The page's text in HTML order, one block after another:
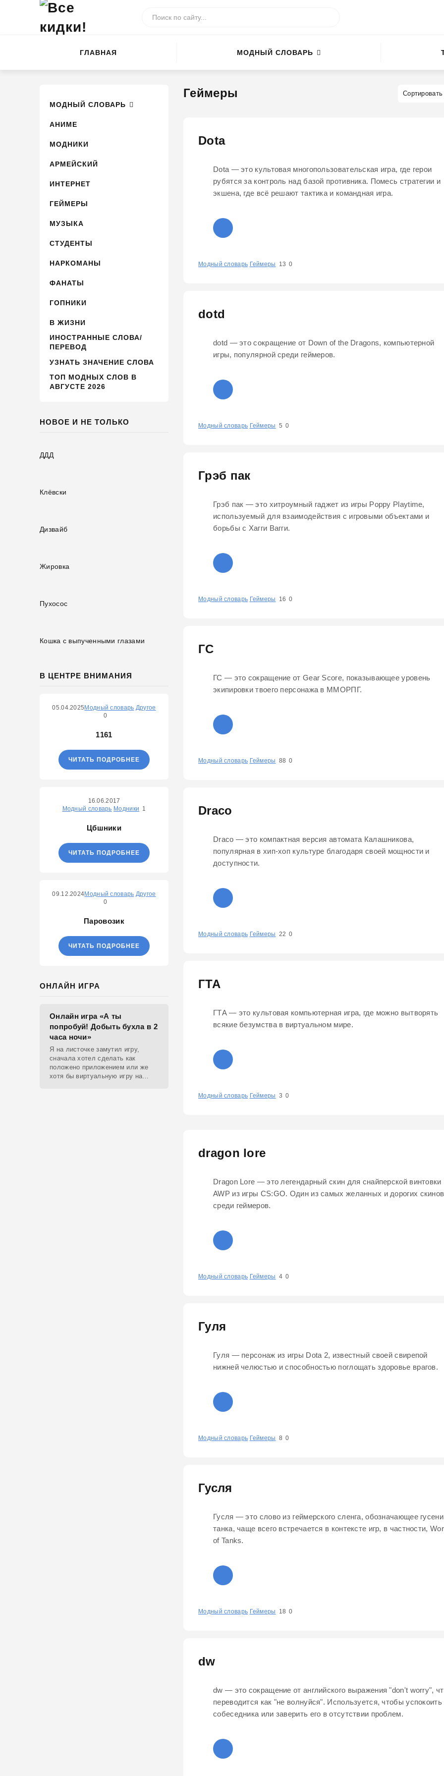
ГЛАВНАЯ МОДНЫЙ СЛОВАРЬ
МОДНЫЙ СЛОВАРЬ
АНИМЕ
МОДНИКИ
АРМЕЙСКИЙ
ИНТЕРНЕТ
ГЕЙМЕРЫ
МУЗЫКА
СТУДЕНТЫ
НАРКОМАНЫ
ФАНАТЫ
ГОПНИКИ
В ЖИЗНИ
ИНОСТРАННЫЕ СЛОВА/
ПЕРЕВОД
УЗНАТЬ ЗНАЧЕНИЕ СЛОВА
ТОП МОДНЫХ СЛОВ В
АВГУСТЕ 2026
НОВОЕ И НЕ ТОЛЬКО
ДДД
Клёвски
Дизвайб
Жировка
Пухосос
Кошка с выпученными глазами
В ЦЕНТРЕ ВНИМАНИЯ
05.04.2025 Модный словарь Другое
0
1161
ЧИТАТЬ ПОДРОБНЕЕ
16.06.2017
Модный словарь Модники 1
Цбшники
ЧИТАТЬ ПОДРОБНЕЕ
09.12.2024Модный словарь Другое
0
Паровозик
ЧИТАТЬ ПОДРОБНЕЕ
ОНЛАЙН ИГРА
Онлайн игра «А ты
попробуй! Добыть бухла в 2
часа ночи»
Я на листочке замутил игру,
сначала хотел сделать как
положено приложением или же
хотя бы виртуальную игру на
Геймеры
Dota
Dota — это культовая многопользовательская игра, где герои
рубятся за контроль над базой противника. Помесь стратегии и
экшена, где всё решают тактика и командная игра.
Модный словарь Геймеры 13 0
1 2 3 4 5
dotd
dotd — это сокращение от Down of the Dragons, компьютерной
игры, популярной среди геймеров.
Модный словарь Геймеры 5 0
1 2 3 4 5
Грэб пак
Грэб пак — это хитроумный гаджет из игры Poppy Playtime,
используемый для взаимодействия с игровыми объектами и
борьбы с Хагги Вагги.
Модный словарь Геймеры 16 0
1 2 3 4 5
ГС
ГС — это сокращение от Gear Score, показывающее уровень
экипировки твоего персонажа в ММОРПГ.
Модный словарь Геймеры 88 0
1 2 3 4 5
Draco
Draco — это компактная версия автомата Калашникова,
популярная в хип-хоп культуре благодаря своей мощности и
доступности.
Модный словарь Геймеры 22 0
1 2 3 4 5
ГТА
ГТА — это культовая компьютерная игра, где можно вытворять
всякие безумства в виртуальном мире.
Модный словарь Геймеры 3 0
1 2 3 4 5
dragon lore
Dragon Lore — это легендарный скин для снайперской винтовки
AWP из игры CS:GO. Один из самых желанных и дорогих скинов
среди геймеров.
Модный словарь Геймеры 4 0
1 2 3 4 5
Гуля
Гуля — персонаж из игры Dota 2, известный своей свирепой
нижней челюстью и способностью поглощать здоровье врагов.
Модный словарь Геймеры 8 0
1 2 3 4 5
Гусля
Гусля — это слово из геймерского сленга, обозначающее
танка, чаще всего встречается в контексте игр, в частности,
of Tanks.
Модный словарь Геймеры 18 0
1 2 3 4 5
dw
dw — это сокращение от английского выражения "don't worry",
переводится как "не волнуйся". Используется, чтобы успокоить
собеседника или заверить его в отсутствии проблем.